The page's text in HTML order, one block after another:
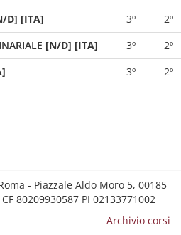
D] [ITA] 3º
2º
[N/D] [ITA] 3º
2º
3º 2º
- Piazzale Aldo Moro 5, 00185
80209930587 PI 02133771002
Archivio corsi